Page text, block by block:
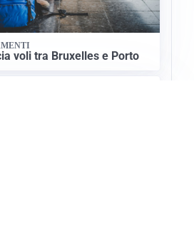
voli tra Bruxelles e Porto